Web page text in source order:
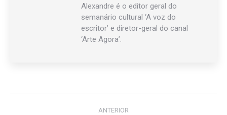
Alexandre é o editor geral do
semanário cultural ‘A voz do
escritor’ e diretor-geral do canal
‘Arte Agora’.
NavegaçãoANTERIOR